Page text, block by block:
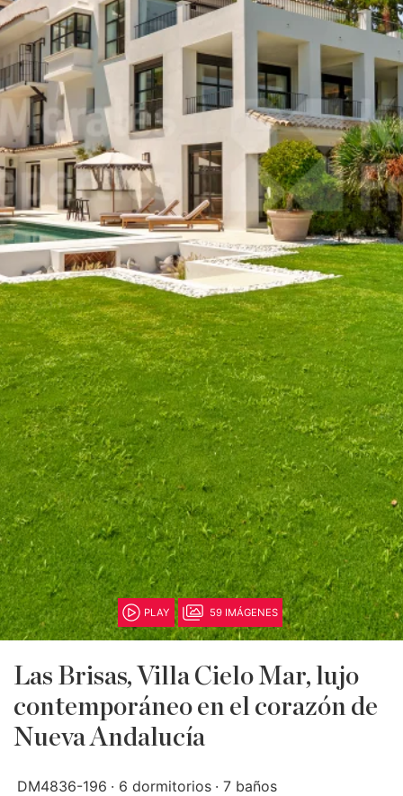
PLAY 59 IMÁGENES
Las Brisas, Villa Cielo Mar, lujo
contemporáneo en el corazón de
Nueva Andalucía
DM4836-196 6 dormitorios
7 baños